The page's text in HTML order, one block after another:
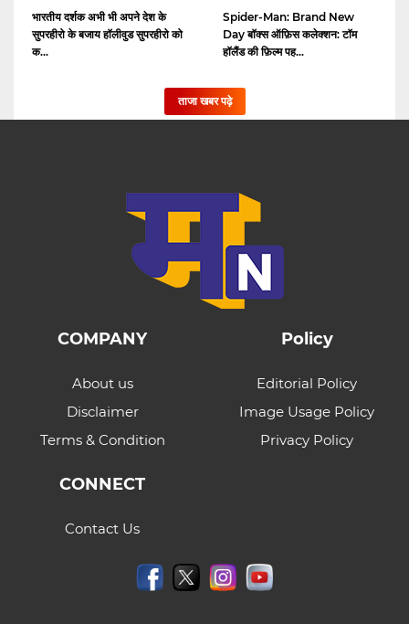
भारतीय दर्शक अभी भी अपने देश के
सुपरहीरो के बजाय हॉलीवुड सुपरहीरो को
क...
Spider-Man: Brand New
Day बॉक्स ऑफ़िस कलेक्शन: टॉम
हॉलैंड की फ़िल्म पह...
ताजा खबर पढ़े
COMPANY
About us
Disclaimer
Terms & Condition
Policy
Editorial Policy
Image Usage Policy
Privacy Policy
CONNECT
Contact Us